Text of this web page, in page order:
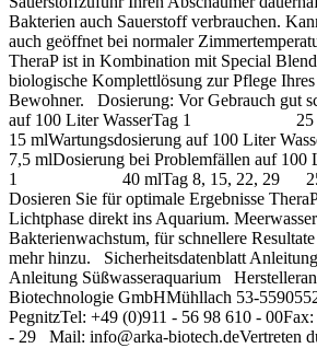
Bakterien auch Sauerstoff verbrauchen.
auch geöffnet bei normaler
TheraP ist in Kombination mit Special
biologische Komplettlösung zur Pflege
Bewohner. Dosierung: Vor Gebrauch gut
auf 100 Liter WasserTag 1 25
15 mlWartungsdosierung auf 100 Liter
7,5 mlDosierung bei Problemfällen auf 100
1 40 mlTag 8, 15, 22, 29 25
Dosieren Sie für optimale Ergebnisse
Lichtphase direkt ins Aquarium.
Bakterienwachstum, für schnellere
mehr hinzu. Sicherheitsdatenblatt
Anleitung Süßwasseraquarium
Biotechnologie GmbHMühllach 53-
PegnitzTel: +49 (0)911 - 56 98 610 -
- 29 Mail: info@arka-biotech.deVertreten